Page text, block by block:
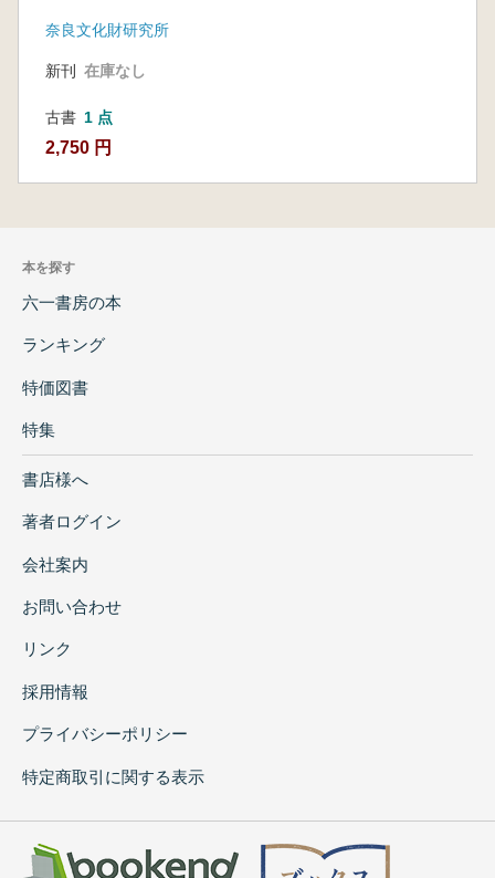
奈良文化財研究所
新刊 在庫なし
古書 1 点
2,750 円
本を探す
六一書房の本
ランキング
特価図書
特集
書店様へ
著者ログイン
会社案内
お問い合わせ
リンク
採用情報
プライバシーポリシー
特定商取引に関する表示